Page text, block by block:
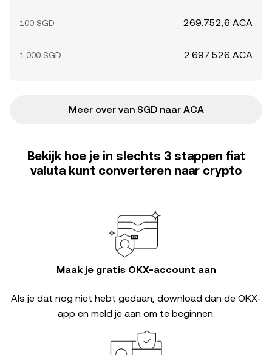
100 SGD 269.752,6 ACA
1.000 SGD 2.697.526 ACA
Meer over van SGD naar ACA
Bekijk hoe je in slechts 3 stappen fiat
valuta kunt converteren naar crypto
Maak je gratis OKX-account aan
Als je dat nog niet hebt gedaan, download dan de OKX-
app en meld je aan om te beginnen.